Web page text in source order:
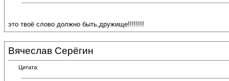
это твоё слово должно быть,дружище!!!!!!!!
Вячеслав Серёгин
Цитата: